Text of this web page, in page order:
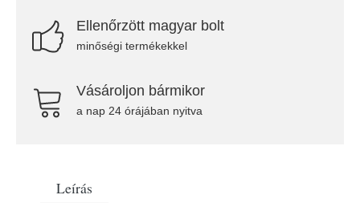
Ellenőrzött magyar bolt
minőségi termékekkel
Vásároljon bármikor
a nap 24 órájában nyitva
Leírás